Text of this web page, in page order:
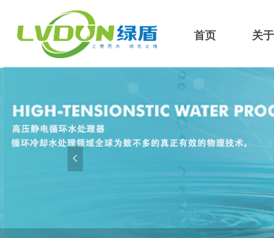
首页 关
넳